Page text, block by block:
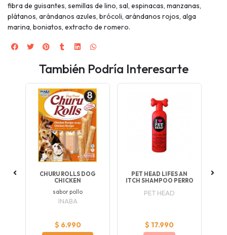
fibra de guisantes, semillas de lino, sal, espinacas, manzanas,
plátanos, arándanos azules, brócoli, arándanos rojos, alga
marina, boniatos, extracto de romero.
También Podría Interesarte
CHURU ROLLS DOG
CHICKEN
sabor pollo
INABA
$ 6.990
PET HEAD LIFES AN
ITCH SHAMPOO PERRO
PET HEAD
$ 17.990